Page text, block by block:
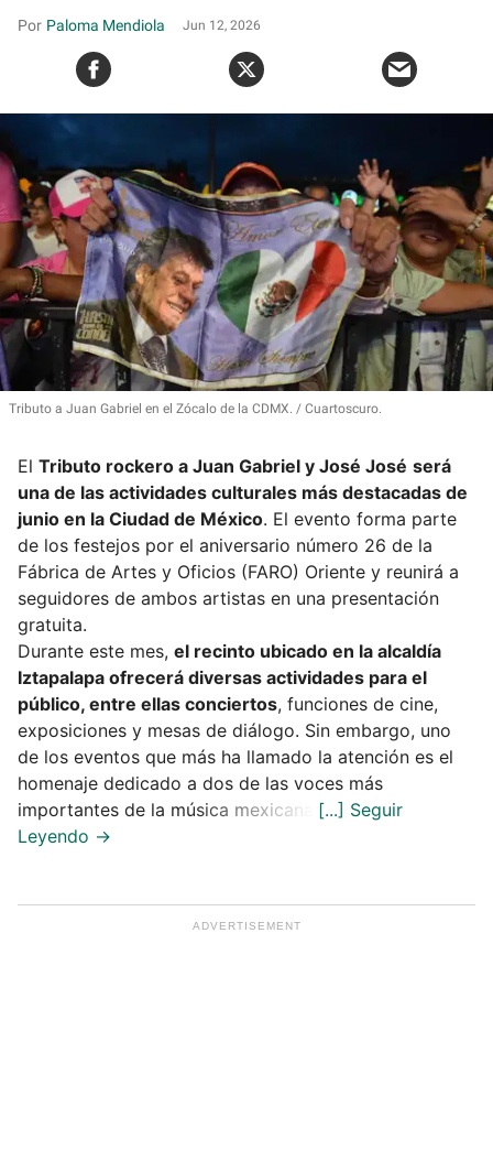
Paloma Mendiola Jun 12, 2026
Tributo a Juan Gabriel en el Zócalo de la CDMX. Cuartoscuro.
El Tributo rockero a Juan Gabriel y José José será
una de las actividades culturales más destacadas de
junio en la Ciudad de México. El evento forma parte
de los festejos por el aniversario número 26 de la
Fábrica de Artes y Oficios (FARO) Oriente y reunirá a
seguidores de ambos artistas en una presentación
gratuita.
Durante este mes, el recinto ubicado en la alcaldía
Iztapalapa ofrecerá diversas actividades para el
público, entre ellas conciertos, funciones de cine,
exposiciones y mesas de diálogo. Sin embargo, uno
de los eventos que más ha llamado la atención es el
homenaje dedicado a dos de las voces más
importantes de la música mexicana.